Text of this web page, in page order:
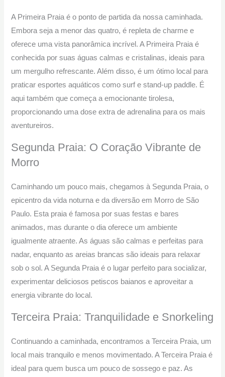
A Primeira Praia é o ponto de partida da nossa caminhada.
Embora seja a menor das quatro, é repleta de charme e
oferece uma vista panorâmica incrível. A Primeira Praia é
conhecida por suas águas calmas e cristalinas, ideais para
um mergulho refrescante. Além disso, é um ótimo local para
praticar esportes aquáticos como surf e stand-up paddle. É
aqui também que começa a emocionante tirolesa,
proporcionando uma dose extra de adrenalina para os mais
aventureiros.
Segunda Praia: O Coração Vibrante de
Morro
Caminhando um pouco mais, chegamos à Segunda Praia, o
epicentro da vida noturna e da diversão em Morro de São
Paulo. Esta praia é famosa por suas festas e bares
animados, mas durante o dia oferece um ambiente
igualmente atraente. As águas são calmas e perfeitas para
nadar, enquanto as areias brancas são ideais para relaxar
sob o sol. A Segunda Praia é o lugar perfeito para socializar,
experimentar deliciosos petiscos baianos e aproveitar a
energia vibrante do local.
Terceira Praia: Tranquilidade e Snorkeling
Continuando a caminhada, encontramos a Terceira Praia, um
local mais tranquilo e menos movimentado. A Terceira Praia é
ideal para quem busca um pouco de sossego e paz. As